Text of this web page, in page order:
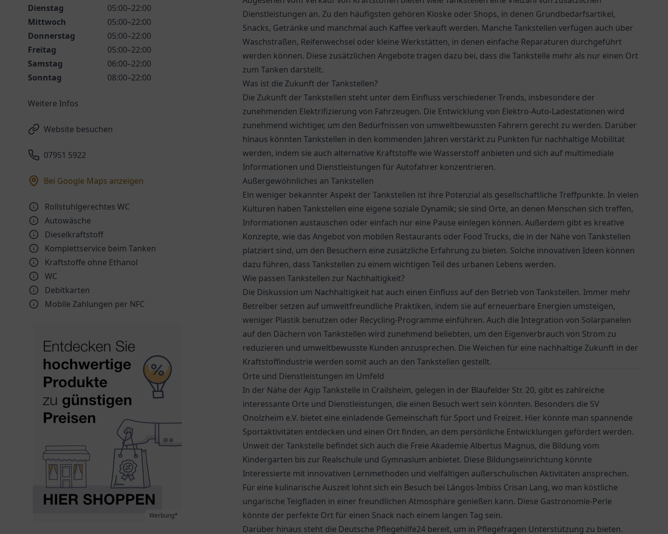
Dienstag
05:00–22:00
Mittwoch
05:00–22:00
Donnerstag
05:00–22:00
Freitag
05:00–22:00
Samstag
06:00–22:00
Sonntag
08:00–22:00
Weitere Infos
Website besuchen
07951 5922
Bei Google Maps anzeigen
Rollstuhlgerechtes WC
Autowäsche
Dieselkraftstoff
Komplettservice beim Tanken
Kraftstoffe ohne Ethanol
WC
Debitkarten
Mobile Zahlungen per NFC
Werbung*
Dienstleistungen an. Zu den häufigsten gehören Kioske oder Shops, in denen Grundbedarfsartikel,
Snacks, Getränke und manchmal auch Kaffee verkauft werden. Manche Tankstellen verfügen auch über
Waschstraßen, Reifenwechsel oder kleine Werkstätten, in denen einfache Reparaturen durchgeführt
werden können. Diese zusätzlichen Angebote tragen dazu bei, dass die Tankstelle mehr als nur einen Ort
zum Tanken darstellt.
Was ist die Zukunft der Tankstellen?
Die Zukunft der Tankstellen steht unter dem Einfluss verschiedener Trends, insbesondere der
zunehmenden Elektrifizierung von Fahrzeugen. Die Entwicklung von Elektro-Auto-Ladestationen wird
zunehmend wichtiger, um den Bedürfnissen von umweltbewussten Fahrern gerecht zu werden. Darüber
hinaus könnten Tankstellen in den kommenden Jahren verstärkt zu Punkten für nachhaltige Mobilität
werden, indem sie auch alternative Kraftstoffe wie Wasserstoff anbieten und sich auf multimediale
Informationen und Dienstleistungen für Autofahrer konzentrieren.
Außergewöhnliches an Tankstellen
Ein weniger bekannter Aspekt der Tankstellen ist ihre Potenzial als gesellschaftliche Treffpunkte. In vielen
Kulturen haben Tankstellen eine eigene soziale Dynamik; sie sind Orte, an denen Menschen sich treffen,
Informationen austauschen oder einfach nur eine Pause einlegen können. Außerdem gibt es kreative
Konzepte, wie das Angebot von mobilen Restaurants oder Food Trucks, die in der Nähe von Tankstellen
platziert sind, um den Besuchern eine zusätzliche Erfahrung zu bieten. Solche innovativen Ideen können
dazu führen, dass Tankstellen zu einem wichtigen Teil des urbanen Lebens werden.
Wie passen Tankstellen zur Nachhaltigkeit?
Die Diskussion um Nachhaltigkeit hat auch einen Einfluss auf den Betrieb von Tankstellen. Immer mehr
Betreiber setzen auf umweltfreundliche Praktiken, indem sie auf erneuerbare Energien umsteigen,
weniger Plastik benutzen oder Recycling-Programme einführen. Auch die Integration von Solarpanelen
auf den Dächern von Tankstellen wird zunehmend beliebten, um den Eigenverbrauch von Strom zu
reduzieren und umweltbewusste Kunden anzusprechen. Die Weichen für eine nachhaltige Zukunft in der
Kraftstoffindustrie werden somit auch an den Tankstellen gestellt.
Orte und Dienstleistungen im Umfeld
In der Nähe der Agip Tankstelle in Crailsheim, gelegen in der Blaufelder Str. 20, gibt es zahlreiche
interessante Orte und Dienstleistungen, die einen Besuch wert sein könnten. Besonders die SV
Onolzheim e.V. bietet eine einladende Gemeinschaft für Sport und Freizeit. Hier könnte man spannende
Sportaktivitäten entdecken und einen Ort finden, an dem persönliche Entwicklungen gefördert werden.
Unweit der Tankstelle befindet sich auch die Freie Akademie Albertus Magnus, die Bildung vom
Kindergarten bis zur Realschule und Gymnasium anbietet. Diese Bildungseinrichtung könnte
Interessierte mit innovativen Lernmethoden und vielfältigen außerschulischen Aktivitäten ansprechen.
Für eine kulinarische Auszeit lohnt sich ein Besuch bei Lángos-Imbiss Crisan Lang, wo man köstliche
ungarische Teigfladen in einer freundlichen Atmosphäre genießen kann. Diese Gastronomie-Perle
könnte der perfekte Ort für einen Snack nach einem langen Tag sein.
Darüber hinaus steht die Deutsche Pflegehilfe24 bereit, um in Pflegefragen Unterstützung zu bieten.